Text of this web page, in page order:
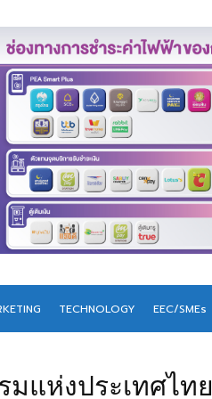
TECHNOLOGY EEC/SMEs
แห่งประเทศไทย